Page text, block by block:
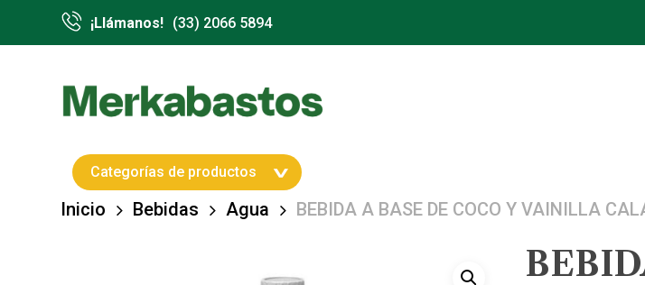
¡Llámanos! (33) 2066 5894
Hit enter to search or ESC to close
Categorías de productos
Inicio Bebidas Agua BEBIDA A BASE DE COCO Y VAINILLA